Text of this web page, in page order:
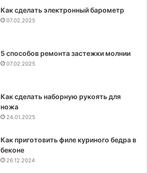
Как сделать электронный барометр
07.02.2025
5 способов ремонта застежки молнии
07.02.2025
Как сделать наборную рукоять для
ножа
24.01.2025
Как приготовить филе куриного бедра в
беконе
26.12.2024